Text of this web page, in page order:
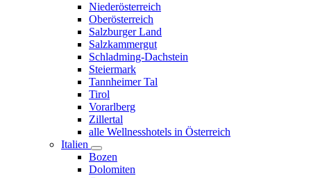
Niederösterreich
Oberösterreich
Salzburger Land
Salzkammergut
Schladming-Dachstein
Steiermark
Tannheimer Tal
Tirol
Vorarlberg
Zillertal
alle Wellnesshotels in Österreich
Italien
Bozen
Dolomiten